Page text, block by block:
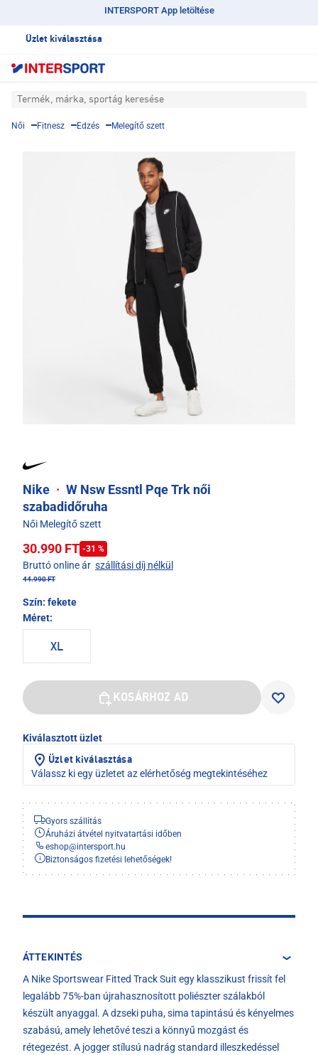
INTERSPORT App letöltése
Üzlet kiválasztása
Termék, márka, sportág keresése
Női Fitnesz Edzés Melegítő szett
Nike · W Nsw Essntl Pqe Trk női
szabadidőruha
Női Melegítő szett
30.990 FT -31 %
Bruttó online ár szállítási díj nélkül
44.990 FT
Szín: fekete
Méret:
XL
KOSÁRHOZ AD
Kiválasztott üzlet
Üzlet kiválasztása
Válassz ki egy üzletet az elérhetőség megtekintéséhez
Gyors szállítás
Áruházi átvétel nyitvatartási időben
eshop@intersport.hu
Biztonságos fizetési lehetőségek!
ÁTTEKINTÉS
A Nike Sportswear Fitted Track Suit egy klasszikust frissít fel
legalább 75%-ban újrahasznosított poliészter szálakból
készült anyaggal. A dzseki puha, sima tapintású és kényelmes
szabású, amely lehetővé teszi a könnyű mozgást és
rétegezést. A jogger stílusú nadrág standard illeszkedéssel